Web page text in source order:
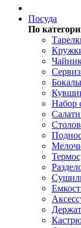
Посуда
По
Набор